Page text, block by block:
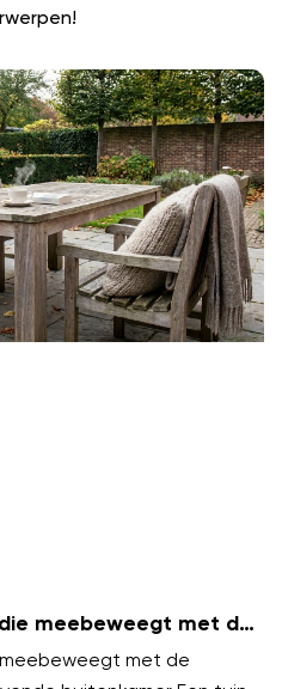
meebeweegt met de
met de